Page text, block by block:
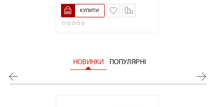
НОВИНКИ ПОПУЛЯРНІ